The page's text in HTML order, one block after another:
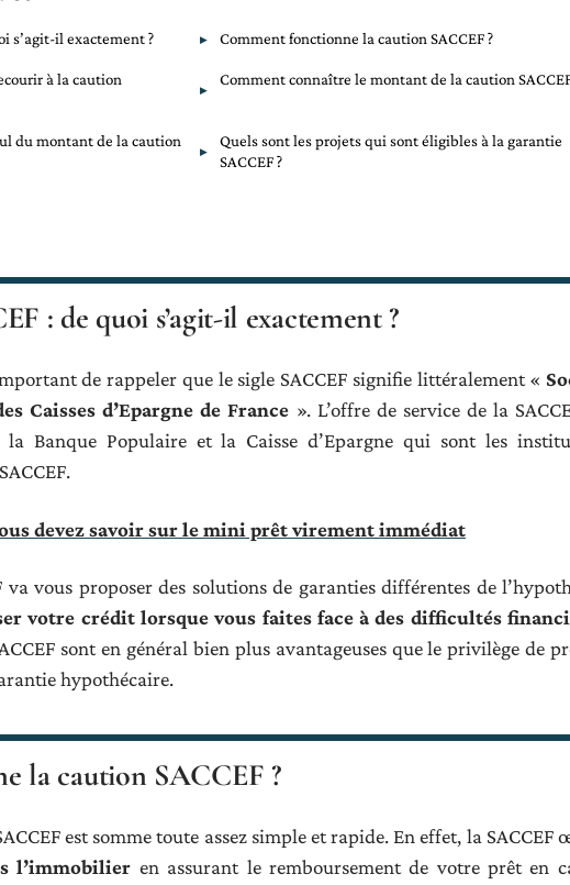
s’agit-il exactement ? Comment fonctionne la caution SACCEF ?
à la caution
Comment connaître le montant de la caution
du montant de la caution
Quels sont les projets qui sont éligibles à la garantie
SACCEF ?
: de quoi s’agit-il exactement ?
de rappeler que le sigle SACCEF signifie littéralement «
Caisses d’Epargne de France ». L’offre de service de la
la Banque Populaire et la Caisse d’Epargne qui sont les
devez savoir sur le mini prêt virement immédiat
va vous proposer des solutions de garanties différentes de
votre crédit lorsque vous faites face à des difficultés
sont en général bien plus avantageuses que le privilège de
hypothécaire.
la caution SACCEF ?
est somme toute assez simple et rapide. En effet, la SACCEF
l’immobilier en assurant le remboursement de votre prêt en